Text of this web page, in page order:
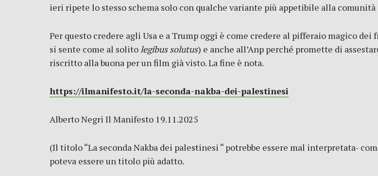
ieri ripete lo stesso schema solo con qualche variante più appetibile alla
Per questo credere agli Usa e a Trump oggi è come credere al pifferaio magico
si sente come al solito legibus solutus) e anche all’Anp perché promette di
riscritto alla buona per un film già visto. La fine è nota.
https://ilmanifesto.it/la-seconda-nakba-dei-palestinesi
Alberto Negri Il Manifesto 19.11.2025
(Il titolo “La seconda Nakba dei palestinesi “ potrebbe essere mal interpretata-
poteva essere un titolo più adatto.